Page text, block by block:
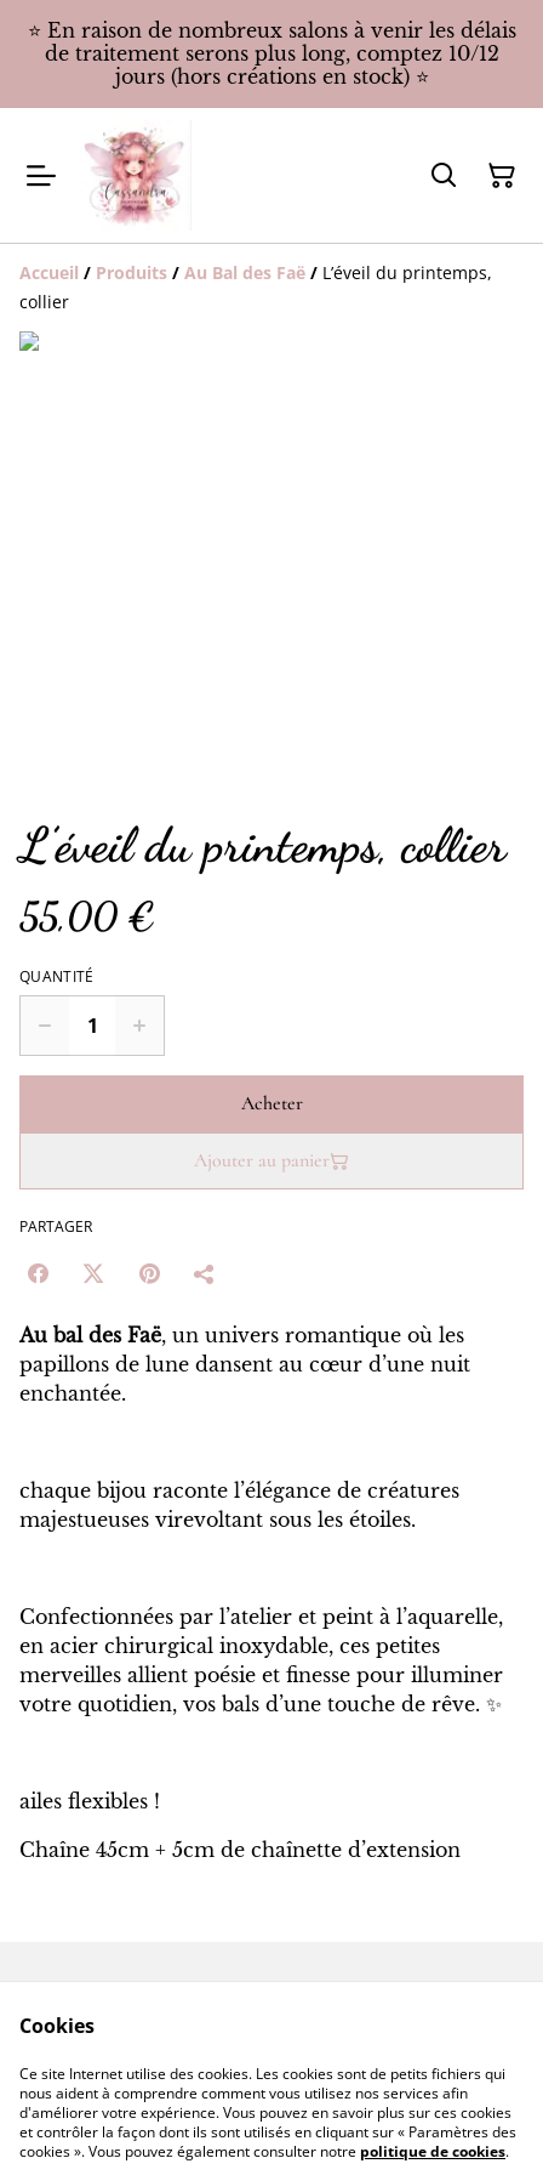
⭐️ En raison de nombreux salons à venir les délais
de traitement serons plus long, comptez 10/12
jours (hors créations en stock) ⭐️
Accueil / Produits / Au Bal des Faë / L’éveil du printemps,
collier
L’éveil du printemps, collier
55,00 €
QUANTITÉ
Acheter
Ajouter au panier
PARTAGER
Au bal des Faë, un univers romantique où les
papillons de lune dansent au cœur d’une nuit
enchantée.
chaque bijou raconte l’élégance de créatures
majestueuses virevoltant sous les étoiles.
Confectionnées par l’atelier et peint à l’aquarelle,
en acier chirurgical inoxydable, ces petites
merveilles allient poésie et finesse pour illuminer
votre quotidien, vos bals d’une touche de rêve. ✨
ailes flexibles !
Chaîne 45cm + 5cm de chaînette d’extension
Livraison hors France
Cookies
Ce site Internet utilise des cookies. Les cookies sont de petits fichiers qui
nous aident à comprendre comment vous utilisez nos services afin
d'améliorer votre expérience. Vous pouvez en savoir plus sur ces cookies
et contrôler la façon dont ils sont utilisés en cliquant sur « Paramètres des
cookies ». Vous pouvez également consulter notre politique de cookies.